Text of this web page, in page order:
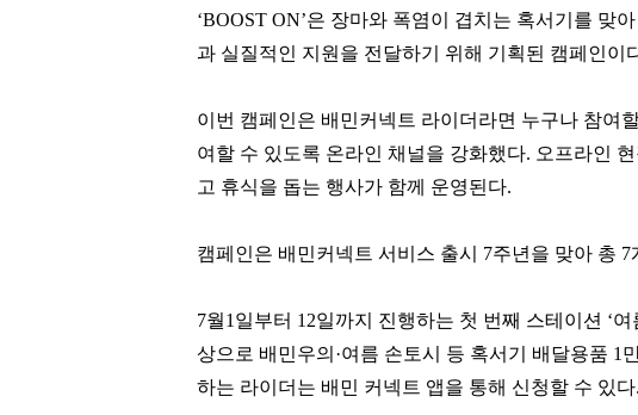
‘BOOST ON’은 장마와 폭염이 겹치는 혹서기를 맞
과 실질적인 지원을 전달하기 위해 기획된 캠페인이
이번 캠페인은 배민커넥트 라이더라면 누구나 참여
여할 수 있도록 온라인 채널을 강화했다. 오프라인
고 휴식을 돕는 행사가 함께 운영된다.
캠페인은 배민커넥트 서비스 출시 7주년을 맞아 총
7월1일부터 12일까지 진행하는 첫 번째 스테이션 ‘
상으로 배민우의·여름 손토시 등 혹서기 배달용품 1
하는 라이더는 배민 커넥트 앱을 통해 신청할 수 있다.